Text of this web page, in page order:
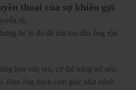
thoại của sự khiêu gợi
rũ.
hé lộ đủ để trái tim đàn ông rộn
hoa văn ren, cơ thể nàng trở nên
Đàn ông thích cảm giác như mình